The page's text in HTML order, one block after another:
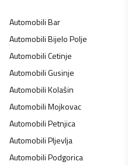
AutomobiliBar
AutomobiliBijelo Polje
AutomobiliCetinje
AutomobiliGusinje
AutomobiliKolašin
AutomobiliMojkovac
AutomobiliPetnjica
AutomobiliPljevlja
AutomobiliPodgorica